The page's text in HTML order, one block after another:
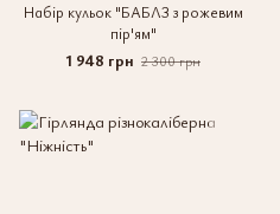
Набір кульок "БАБЛЗ з рожевим
пір'ям"
1 948 грн 2 300 грн